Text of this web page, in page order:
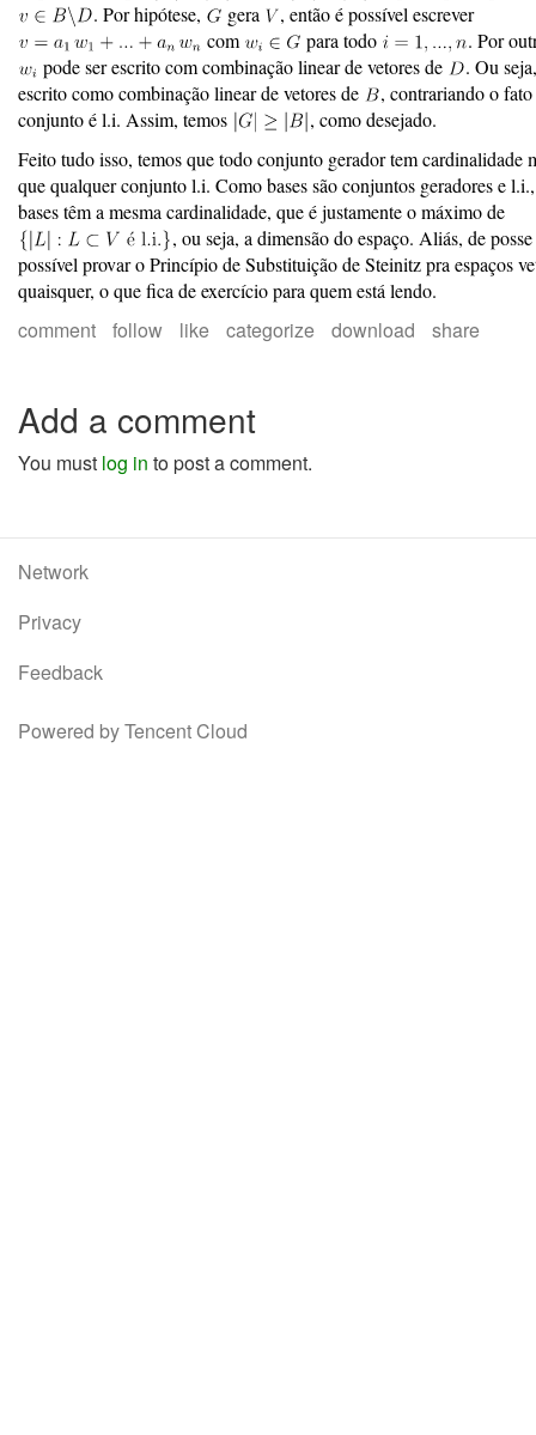
. Por hipótese,
gera
, então é possível escrever
com
para todo
. Por
pode ser escrito com combinação linear de vetores de
. Ou
escrito como combinação linear de vetores de
, contrariando o
conjunto é l.i. Assim, temos
, como desejado.
Feito tudo isso, temos que todo conjunto gerador tem cardinalidade
que qualquer conjunto l.i. Como bases são conjuntos geradores e
bases têm a mesma cardinalidade, que é justamente o máximo de
, ou seja, a dimensão do espaço. Aliás, de
possível provar o Princípio de Substituição de Steinitz pra espaços
quaisquer, o que fica de exercício para quem está lendo.
comment follow like categorize download share
Add a comment
You must log in to post a comment.
Network
Privacy
Feedback
Powered by Tencent Cloud